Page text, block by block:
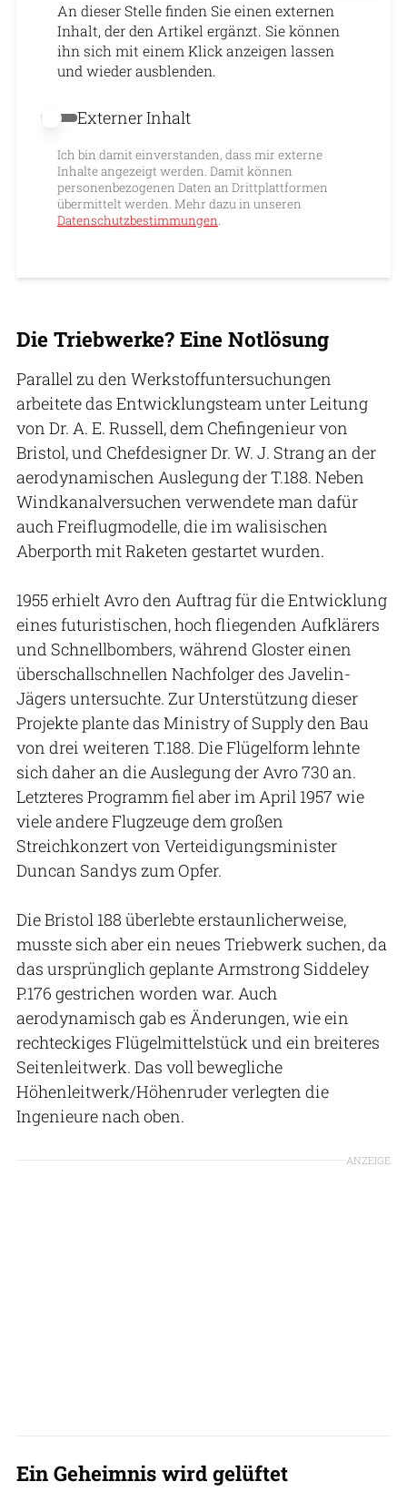
An dieser Stelle finden Sie einen externen
Inhalt, der den Artikel ergänzt. Sie können
ihn sich mit einem Klick anzeigen lassen
und wieder ausblenden.
Externer Inhalt erlauben
Externer Inhalt
Ich bin damit einverstanden, dass mir externe
Inhalte angezeigt werden. Damit können
personenbezogenen Daten an Drittplattformen
übermittelt werden. Mehr dazu in unseren
Datenschutzbestimmungen.
Die Triebwerke? Eine Notlösung
Parallel zu den Werkstoffuntersuchungen
arbeitete das Entwicklungsteam unter Leitung
von Dr. A. E. Russell, dem Chefingenieur von
Bristol, und Chefdesigner Dr. W. J. Strang an der
aerodynamischen Auslegung der T.188. Neben
Windkanalversuchen verwendete man dafür
auch Freiflugmodelle, die im walisischen
Aberporth mit Raketen gestartet wurden.
1955 erhielt Avro den Auftrag für die Entwicklung
eines futuristischen, hoch fliegenden Aufklärers
und Schnellbombers, während Gloster einen
überschallschnellen Nachfolger des Javelin-
Jägers untersuchte. Zur Unterstützung dieser
Projekte plante das Ministry of Supply den Bau
von drei weiteren T.188. Die Flügelform lehnte
sich daher an die Auslegung der Avro 730 an.
Letzteres Programm fiel aber im April 1957 wie
viele andere Flugzeuge dem großen
Streichkonzert von Verteidigungsminister
Duncan Sandys zum Opfer.
Die Bristol 188 überlebte erstaunlicherweise,
musste sich aber ein neues Triebwerk suchen, da
das ursprünglich geplante Armstrong Siddeley
P.176 gestrichen worden war. Auch
aerodynamisch gab es Änderungen, wie ein
rechteckiges Flügelmittelstück und ein breiteres
Seitenleitwerk. Das voll bewegliche
Höhenleitwerk/Höhenruder verlegten die
Ingenieure nach oben.
ANZEIGE
Ein Geheimnis wird gelüftet